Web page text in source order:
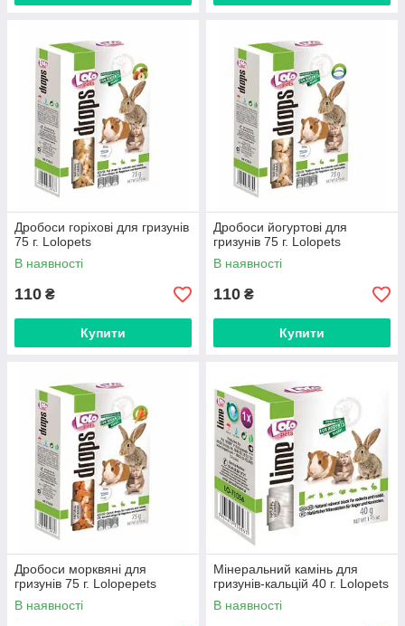
Дробоси горіхові для гризунів
75 г. Lolopets
В наявності
110 ₴
Купити
Дробоси йогуртові для
гризунів 75 г. Lolopets
В наявності
110 ₴
Купити
Дробоси морквяні для
гризунів 75 г. Lolopepets
В наявності
Мінеральний камінь для
гризунів-кальцій 40 г. Lolopets
В наявності